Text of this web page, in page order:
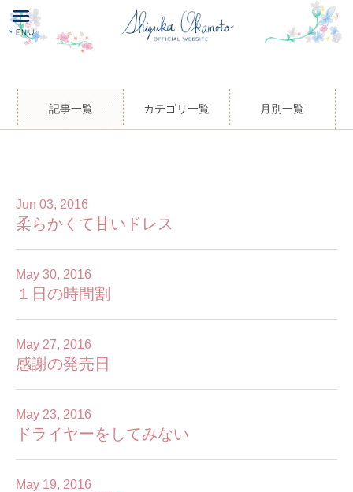
記事一覧 カテゴリ一覧 月別一覧
Jun 03, 2016
柔らかくて甘いドレス
May 30, 2016
１日の時間割
May 27, 2016
感謝の発売日
May 23, 2016
ドライヤーをしてみない
May 19, 2016